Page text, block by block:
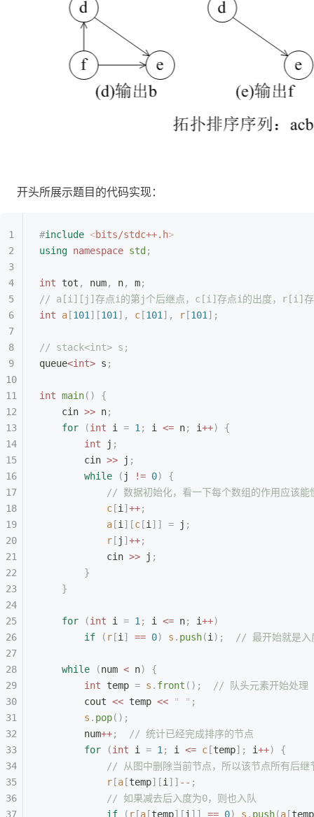
开头所展示题目的代码实现：
#include <bits/stdc++.h>
using namespace std ;
int tot , num, n, m;
// a[i][j]存点i的第j个后继点，c[i]存点i的出度，r[i]存
int a [101 ][101 ], c [101 ], r [101 ];
// stack<int> s;
queue<int> s ;
int main()
{
    cin
>> n;
    for
(int i = 1 ; i <= n; i++)
{
        int
j ;
        cin
>> j ;
        while
( j != 0)
{
// 数据初始化，看一下每个数组的作用应该能
            c
[i ] ++;
            a
[i ][c [i ]] = j ;
            r
[ j ] ++;
            cin
>> j ;
        }
    }
    for
(int i = 1 ; i <= n; i++)
        if
( r [i ] == 0) s . push(i );
// 最开始就是入
    while
(num < n)
{
        int
temp = s . front ();
  // 队头元素开始处理
        cout
<< temp << " " ;
        s
. pop();
        num
++;
  // 统计已经完成排序的节点
        for
(int i = 1 ; i <= c [temp]; i++)
{
// 从图中删除当前节点，所以该节点所有后继
            r
[a [temp][i ]] -- ;
            // 如果减去后入度为0，则也入队
            if
( r [a [temp][i ]] == 0) s . push(a [temp